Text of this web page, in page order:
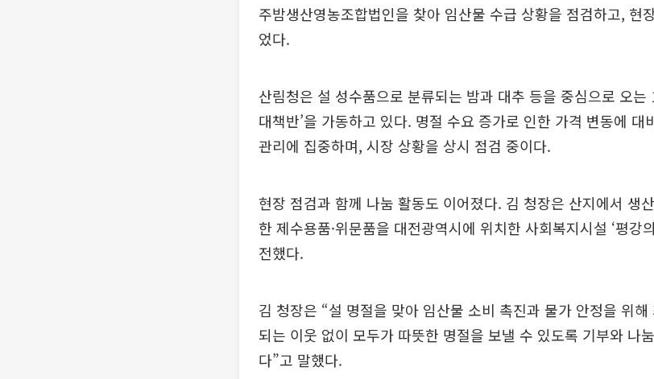
주밤생산영농조합법인을 찾아 임산물 수급 상황을 점검하고, 현
었다.
산림청은 설 성수품으로 분류되는 밤과 대추 등을 중심으로 오는
대책반’을 가동하고 있다. 명절 수요 증가로 인한 가격 변동에 대
관리에 집중하며, 시장 상황을 상시 점검 중이다.
현장 점검과 함께 나눔 활동도 이어졌다. 김 청장은 산지에서 생
한 제수용품·위문품을 대전광역시에 위치한 사회복지시설 ‘평강
전했다.
김 청장은 “설 명절을 맞아 임산물 소비 촉진과 물가 안정을 위해
되는 이웃 없이 모두가 따뜻한 명절을 보낼 수 있도록 기부와 나
다”고 말했다.